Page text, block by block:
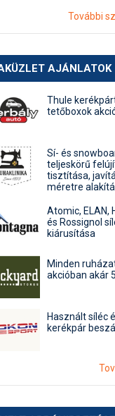
További
AJÁNLATOK
Thule
tetőboxok
Sí- és
teljeskörű
tisztítása,
méretre
Atomic, ELAN,
és Rossignol
kiárusítása
Minden
akcióban akár
Használt síléc
kerékpár